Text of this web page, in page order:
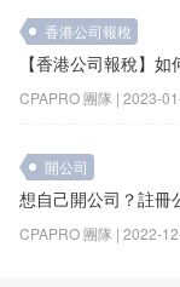
香港公司報稅
【香港公司報稅】
CPAPRO 團隊 | 2023-
開公司
想自己開公司？註冊
CPAPRO 團隊 | 2022-